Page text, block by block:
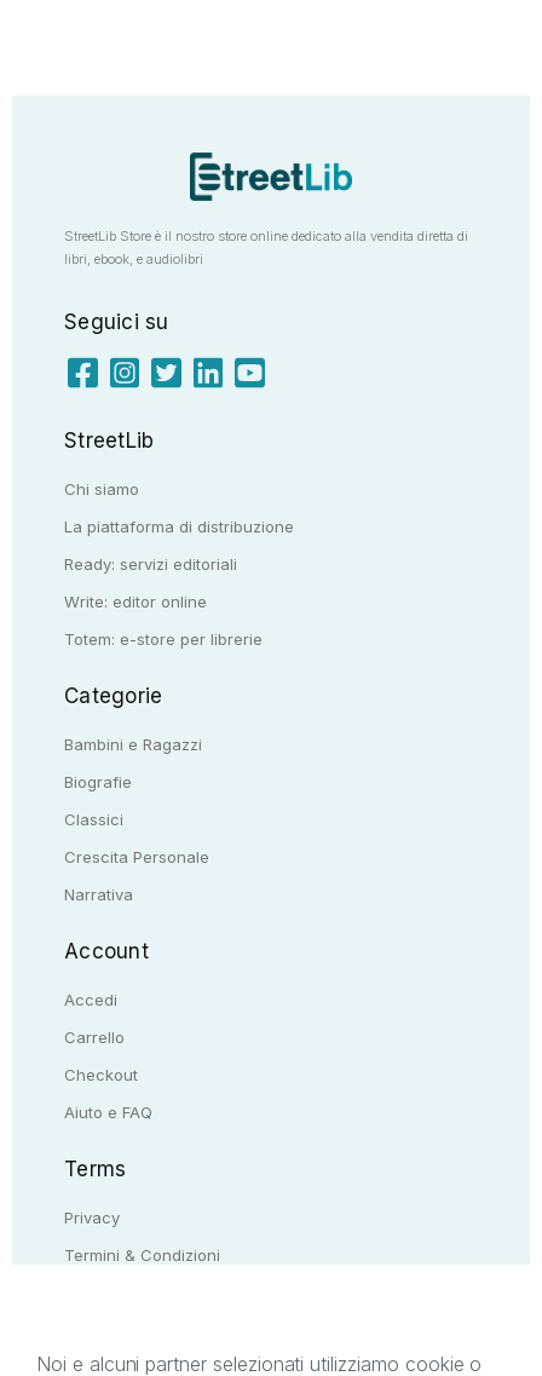
StreetLib Store è il nostro store online dedicato alla vendita diretta di
libri, ebook, e audiolibri
Seguici su
StreetLib
Chi siamo
La piattaforma di distribuzione
Ready: servizi editoriali
Write: editor online
Totem: e-store per librerie
Categorie
Bambini e Ragazzi
Biografie
Classici
Crescita Personale
Narrativa
Account
Accedi
Carrello
Checkout
Aiuto e FAQ
Terms
Privacy
Termini & Condizioni
Noi e alcuni partner selezionati utilizziamo cookie o